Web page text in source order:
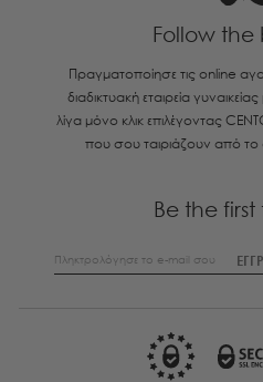
Follow the
Πραγματοποίησε τις online
διαδικτυακή εταιρεία
λίγα μόνο κλικ επιλέγοντας
που σου ταιριάζουν από
Be the